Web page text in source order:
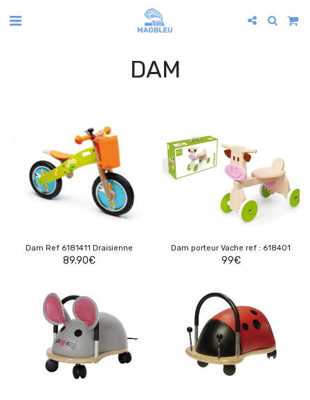
DAM
Dam Ref 6181411 Draisienne
89.90€
Dam porteur Vache ref : 618401
99€